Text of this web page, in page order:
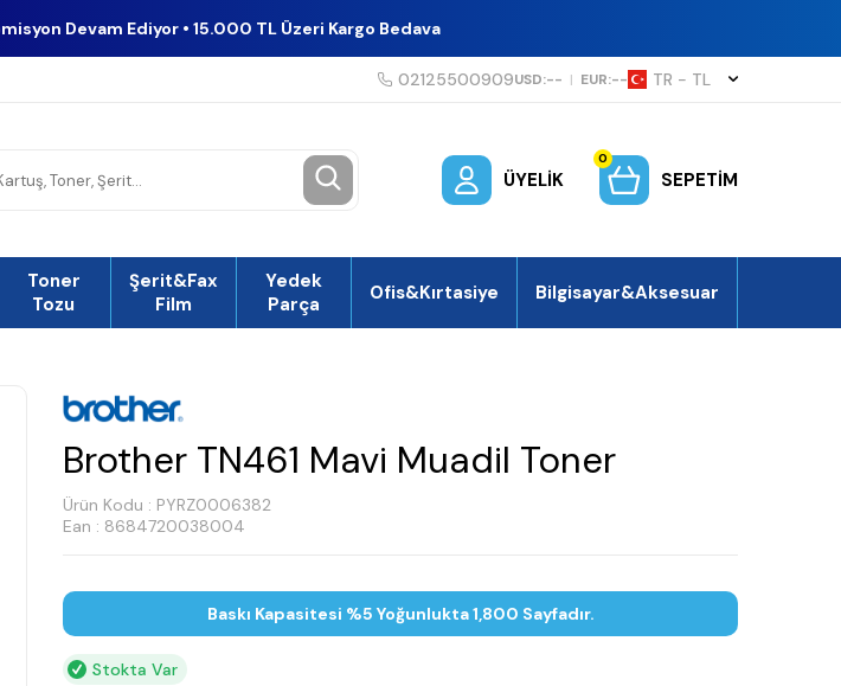
Devam Ediyor • 15.000 TL Üzeri Kargo Bedava
02125500909USD:-- | EUR:-- TR − TL
ÜYELIK
0
SEPETIM
Toner
Tozu
Şerit&Fax
Film
Yedek
Parça
Ofis&Kırtasiye Bilgisayar&Aksesuar
Brother TN461 Mavi Muadil Toner
Ürün Kodu : PYRZ0006382
Ean : 8684720038004
Baskı Kapasitesi %5 Yoğunlukta 1,800 Sayfadır.
Stokta Var